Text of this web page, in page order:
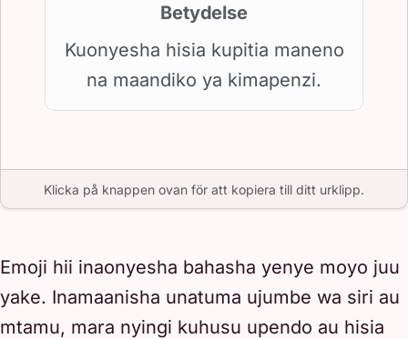
Betydelse
Kuonyesha hisia kupitia maneno
na maandiko ya kimapenzi.
Klicka på knappen ovan för att kopiera till ditt urklipp.
Emoji hii inaonyesha bahasha yenye moyo juu
yake. Inamaanisha unatuma ujumbe wa siri au
mtamu, mara nyingi kuhusu upendo au hisia